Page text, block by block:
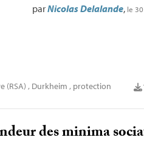
parNicolas Delalande, le
(RSA) , Durkheim , protection
des minima